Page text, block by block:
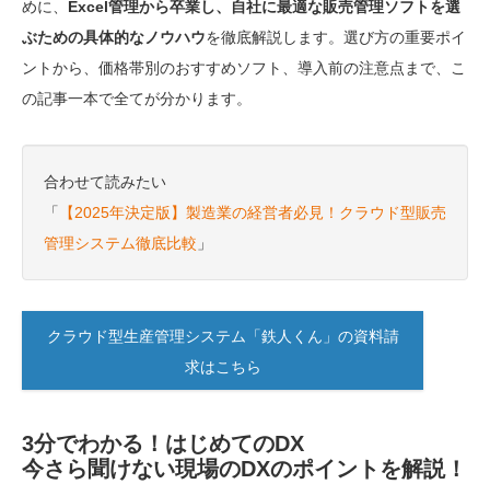
めに、 Excel管理から卒業し、自社に最適な販売管理ソフトを選
ぶための具体的なノウハウを徹底解説します。選び方の重要ポイ
ントから、価格帯別のおすすめソフト、導入前の注意点まで、こ
の記事一本で全てが分かります。
合わせて読みたい
「
【2025年決定版】製造業の経営者必見！クラウド型販売
管理システム徹底比較 」
クラウド型生産管理システム「鉄人くん」の資料請
求はこちら
3分でわかる！はじめてのDX
今さら聞けない現場のDXのポイントを解説！